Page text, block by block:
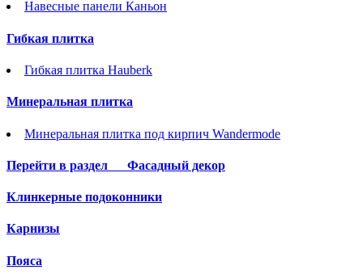
Навесные панели Каньон
Гибкая плитка
Гибкая плитка Hauberk
Минеральная плитка
Минеральная плитка под кирпич Wandermode
Перейти в раздел Фасадный декор
Клинкерные подоконники
Карнизы
Пояса